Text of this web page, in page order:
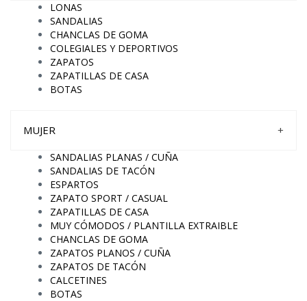
LONAS
SANDALIAS
CHANCLAS DE GOMA
COLEGIALES Y DEPORTIVOS
ZAPATOS
ZAPATILLAS DE CASA
BOTAS
MUJER +
SANDALIAS PLANAS / CUÑA
SANDALIAS DE TACÓN
ESPARTOS
ZAPATO SPORT / CASUAL
ZAPATILLAS DE CASA
MUY CÓMODOS / PLANTILLA EXTRAIBLE
CHANCLAS DE GOMA
ZAPATOS PLANOS / CUÑA
ZAPATOS DE TACÓN
CALCETINES
BOTAS